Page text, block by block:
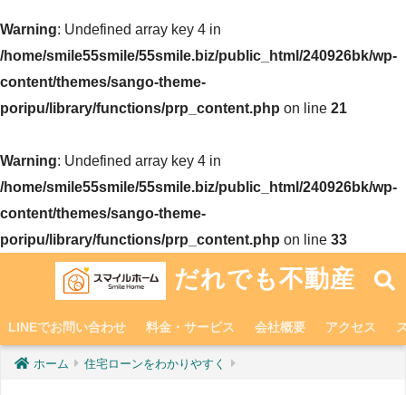
Warning: Undefined array key 4 in
/home/smile55smile/55smile.biz/public_html/240926bk/wp-
content/themes/sango-theme-
poripu/library/functions/prp_content.php on line 21
Warning: Undefined array key 4 in
/home/smile55smile/55smile.biz/public_html/240926bk/wp-
content/themes/sango-theme-
poripu/library/functions/prp_content.php on line 33
だれでも不動産
LINEでお問い合わせ 料金・サービス 会社概要 アクセス
ホーム 住宅ローンをわかりやすく